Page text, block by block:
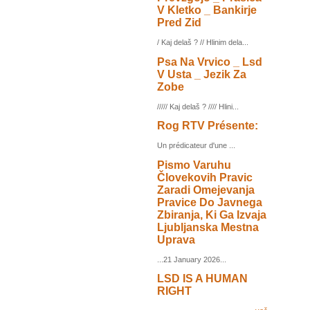
V Kletko _ Bankirje
Pred Zid
/ Kaj delaš ? // Hlinim dela...
Psa Na Vrvico _ Lsd
V Usta _ Jezik Za
Zobe
///// Kaj delaš ? //// Hlini...
Rog RTV Présente:
Un prédicateur d'une ...
Pismo Varuhu
Človekovih Pravic
Zaradi Omejevanja
Pravice Do Javnega
Zbiranja, Ki Ga Izvaja
Ljubljanska Mestna
Uprava
...21 January 2026...
LSD IS A HUMAN
RIGHT